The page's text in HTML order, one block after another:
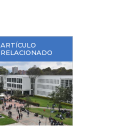
ARTÍCULO
RELACIONADO